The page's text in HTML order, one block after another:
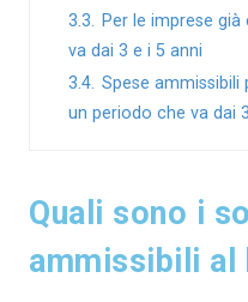
3.3. Per le imprese
va dai 3 e i 5 anni
3.4. Spese
un periodo che va dai
Quali sono i
ammissibili al